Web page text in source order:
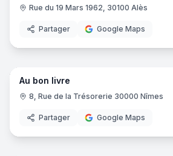
Rue du 19 Mars 1962, 30100 Alès
Partager Google Maps
Au bon livre
8, Rue de la Trésorerie 30000 Nîmes
Partager Google Maps